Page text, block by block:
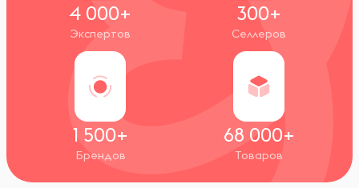
4 000+
Экспертов
300+
Селлеров
1 500+
Брендов
68 000+
Товаров